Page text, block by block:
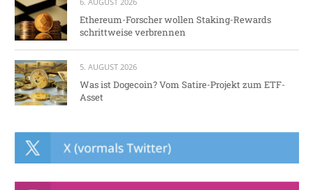
Ethereum-Forscher wollen Staking-Rewards
schrittweise verbrennen
5. AUGUST 2026
Was ist Dogecoin? Vom Satire-Projekt zum ETF-
Asset